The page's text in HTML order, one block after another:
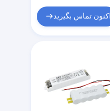
اکنون تماس بگیرید